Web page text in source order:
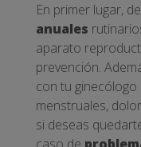
En primer lugar,
anuales
aparato
prevención.
con tu
menstruales,
si deseas